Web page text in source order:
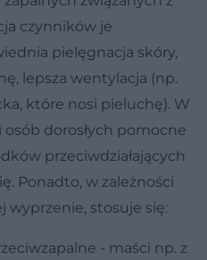
czynników je
pielęgnacja skóry,
lepsza wentylacja (np.
które nosi pieluchę). W
dorosłych pomocne
przeciwdziałających
Ponadto, w zależności
wyprzenie, stosuje się:
- maści np. z